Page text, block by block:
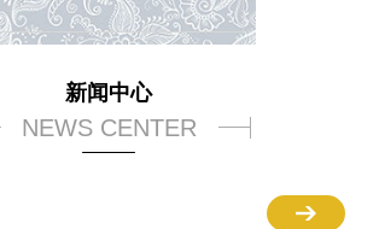
新闻中心
NEWS CENTER